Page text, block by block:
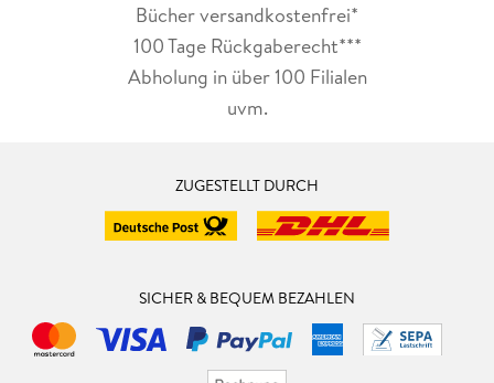
Bücher versandkostenfrei*
100 Tage Rückgaberecht***
Abholung in über 100 Filialen
uvm.
ZUGESTELLT DURCH
SICHER & BEQUEM BEZAHLEN